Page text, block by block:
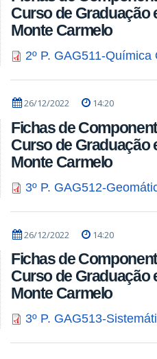
Curso de Graduação
Monte Carmelo
2º P. GAG511-Química
26/12/2022 14:20
Fichas de
Curso de Graduação
Monte Carmelo
3º P. GAG512-
26/12/2022 14:20
Fichas de
Curso de Graduação
Monte Carmelo
3º P. GAG513-